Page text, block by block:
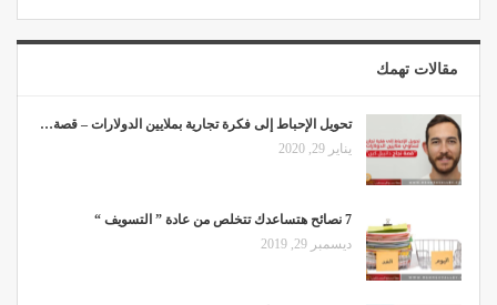
مقالات تهمك
تحويل الإحباط إلى فكرة تجارية بملايين الدولارات – قصة…
يناير 29, 2020
7 نصائح هتساعدك تتخلص من عادة ” التسويف “
ديسمبر 29, 2019